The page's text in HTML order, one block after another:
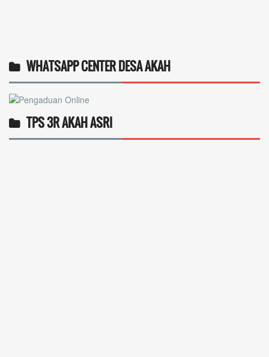
WHATSAPP CENTER DESA AKAH
TPS 3R AKAH ASRI